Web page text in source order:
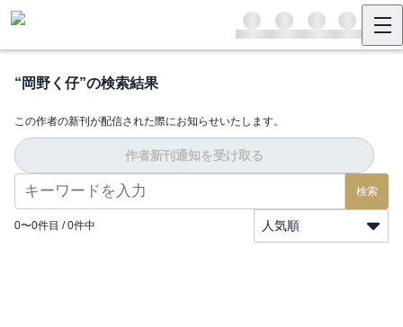
“ 岡野く仔”の検索結果
この作者の新刊が配信された際にお知らせいたします。
作者新刊通知を受け取る
検索
0〜0件目 / 0件中 人気順